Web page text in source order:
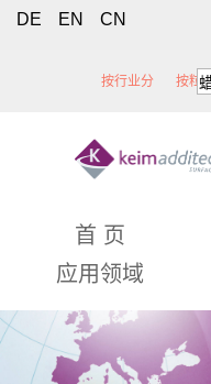
DE EN CN
按行业分 按粒
首 页
应用领域